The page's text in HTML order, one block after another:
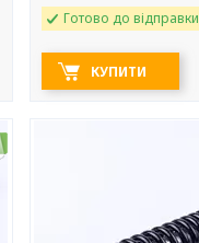
Готово до відправки
КУПИТИ